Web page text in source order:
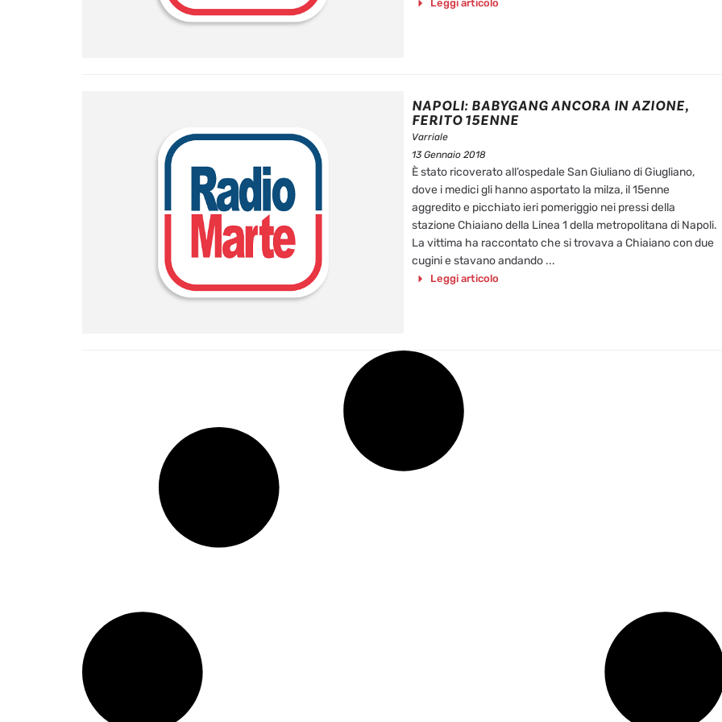
Leggi articolo
NAPOLI: BABYGANG ANCORA IN AZIONE,
FERITO 15ENNE
Varriale
13 Gennaio 2018
È stato ricoverato all’ospedale San Giuliano di Giugliano,
dove i medici gli hanno asportato la milza, il 15enne
aggredito e picchiato ieri pomeriggio nei pressi della
stazione Chiaiano della Linea 1 della metropolitana di Napoli.
La vittima ha raccontato che si trovava a Chiaiano con due
cugini e stavano andando ...
Leggi articolo